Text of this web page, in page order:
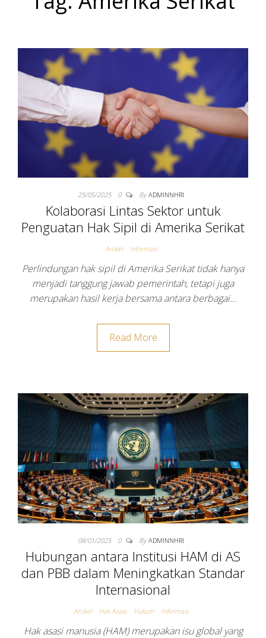
NASIONAL
MANUSIA DI
USA
25/05/2025 0 By ADMINNHRI
Kolaborasi Lintas Sektor untuk
Penguatan Hak Sipil di Amerika Serikat
Artikel Informasi
Perlindungan hak sipil di Amerika Serikat tidak hanya
menjadi tanggung jawab pemerintah, tetapi juga
merupakan hasil kerja bersama antara berbagai…
Read More
08/01/2025 0 By ADMINNHRI
Hubungan antara Institusi HAM di AS
dan PBB dalam Meningkatkan Standar
Internasional
Artikel Hak Asasi Hukum Informasi
Hak asasi manusia (HAM) merupakan isu global yang